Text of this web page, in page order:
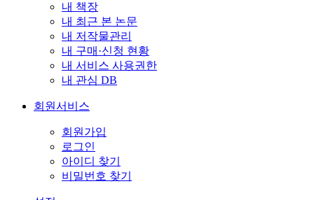
내 책장
내 최근 본 논문
내 저작물관리
내 구매·신청 현황
내 서비스 사용권한
내 관심 DB
회원서비스
회원가입
로그인
아이디 찾기
비밀번호 찾기